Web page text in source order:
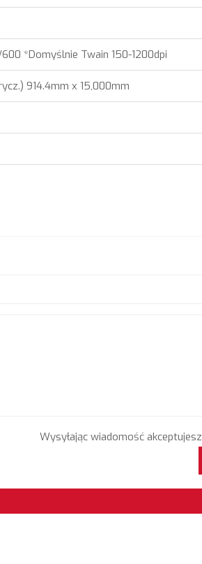
*Domyślnie Twain 150-1200dpi
914.4mm x 15,000mm
Wysyłając wiadomość akceptujesz